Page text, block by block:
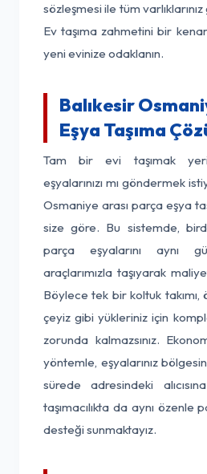
sözleşmesi ile tüm varlıklarınız
Ev taşıma zahmetini bir
yeni evinize odaklanın.
Balıkesir
Eşya Taşıma
Tam bir evi taşımak
eşyalarınızı mı göndermek
Osmaniye arası parça eşya
size göre. Bu sistemde,
parça eşyalarını aynı
araçlarımızla taşıyarak
Böylece tek bir koltuk takımı,
çeyiz gibi yükleriniz için
zorunda kalmazsınız.
yöntemle, eşyalarınız
sürede adresindeki
taşımacılıkta da aynı
desteği sunmaktayız.